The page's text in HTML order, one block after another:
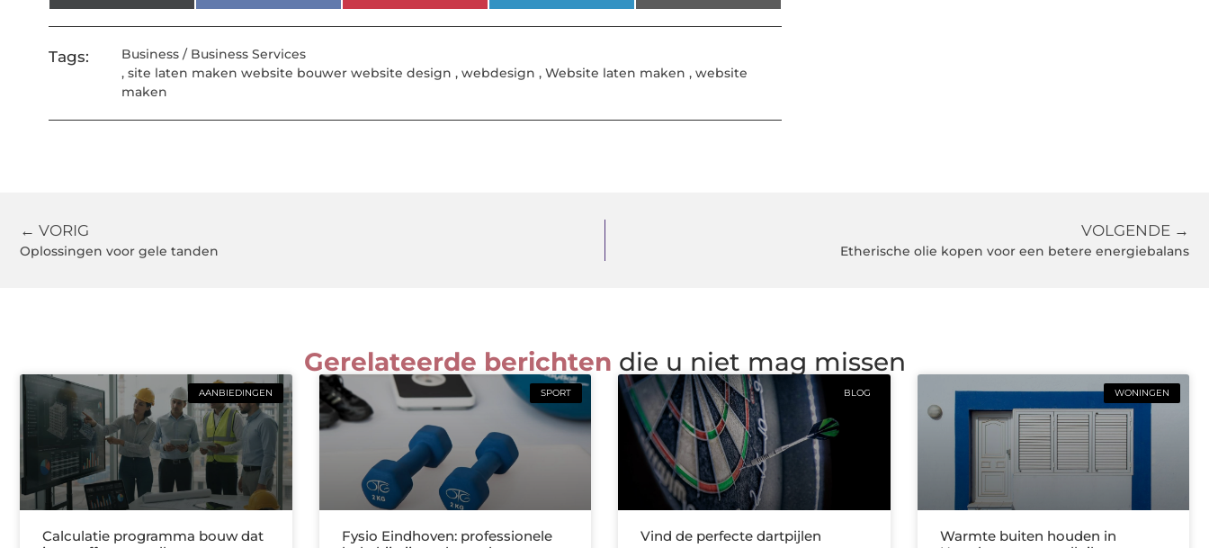
Tags:
Business / Business Services
,site laten maken website bouwer website design ,webdesign ,Website laten maken ,website
maken
← VORIG
Oplossingen voor gele tanden
VOLGENDE →
Etherische olie kopen voor een betere energiebalans
Gerelateerde berichten die u niet mag missen
AANBIEDINGEN
Calculatie programma bouw dat
SPORT
Fysio Eindhoven: professionele
BLOG
Vind de perfecte dartpijlen
WONINGEN
Warmte buiten houden in